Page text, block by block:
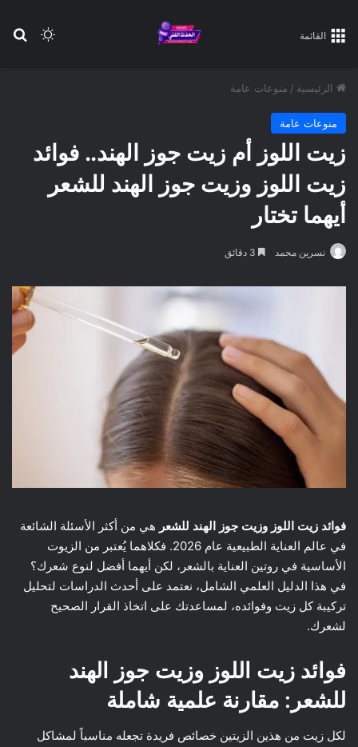
الوضع القائمة
الرئيسية / منوعات عامة
منوعات عامة
زيت اللوز أم زيت جوز الهند.. فوائد
زيت اللوز وزيت جوز الهند للشعر
أيهما تختار
نسرين محمد
فوائد زيت اللوز وزيت جوز الهند للشعر هي من أكثر الأسئلة الشائعة
في عالم العناية الطبيعية عام 2026. فكلاهما يُعتبر من الزيوت
الأساسية في روتين العناية بالشعر، لكن أيهما أفضل لنوع شعرك؟
في هذا الدليل العلمي الشامل، نعتمد على أحدث الدراسات لتحليل
تركيبة كل زيت وفوائده، لمساعدتك على اتخاذ القرار الصحيح
لشعرك.
فوائد زيت اللوز وزيت جوز الهند
للشعر: مقارنة علمية شاملة
لكل زيت من هذين الزيتين خصائص فريدة تجعله مناسباً لمشاكل